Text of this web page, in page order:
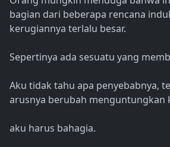
bagian dari beberapa rencana
kerugiannya terlalu besar.
Sepertinya ada sesuatu yang
Aku tidak tahu apa penyebabnya,
arusnya berubah menguntungkan
aku harus bahagia.